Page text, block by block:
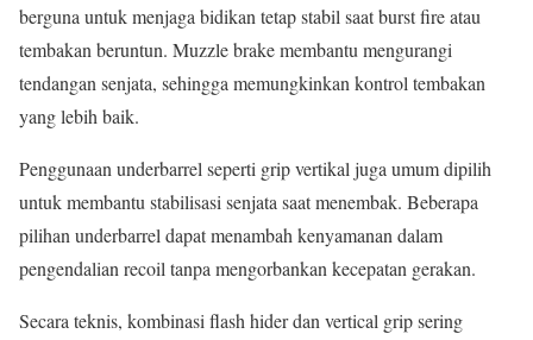
berguna untuk menjaga bidikan tetap stabil saat burst fire atau
tembakan beruntun. Muzzle brake membantu mengurangi
tendangan senjata, sehingga memungkinkan kontrol tembakan
yang lebih baik.
Penggunaan underbarrel seperti grip vertikal juga umum dipilih
untuk membantu stabilisasi senjata saat menembak. Beberapa
pilihan underbarrel dapat menambah kenyamanan dalam
pengendalian recoil tanpa mengorbankan kecepatan gerakan.
Secara teknis, kombinasi flash hider dan vertical grip sering